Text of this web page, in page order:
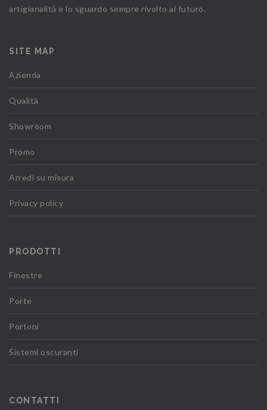
artigianalità e lo sguardo sempre rivolto al futuro.
SITE MAP
Azienda
Qualità
Showroom
Promo
Arredi su misura
Privacy policy
PRODOTTI
Finestre
Porte
Portoni
Sistemi oscuranti
CONTATTI